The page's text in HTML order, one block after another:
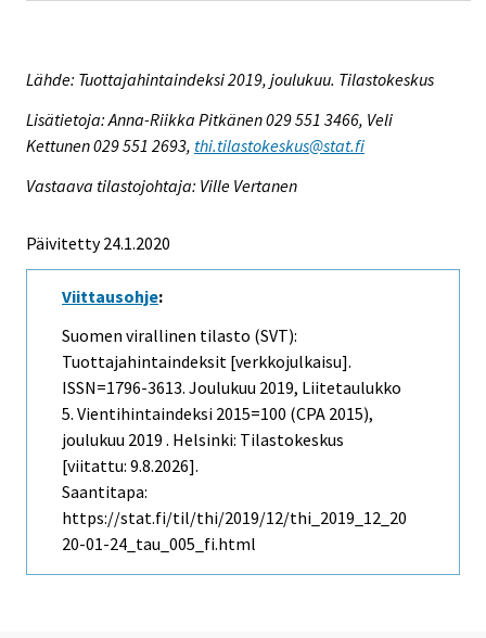
Lähde: Tuottajahintaindeksi 2019, joulukuu. Tilastokeskus
Lisätietoja: Anna-Riikka Pitkänen 029 551 3466, Veli
Kettunen 029 551 2693, thi.tilastokeskus@stat.fi
Vastaava tilastojohtaja: Ville Vertanen
Päivitetty 24.1.2020
Viittausohje:
Suomen virallinen tilasto (SVT):
Tuottajahintaindeksit [verkkojulkaisu].
ISSN=1796-3613. Joulukuu 2019, Liitetaulukko
5. Vientihintaindeksi 2015=100 (CPA 2015),
joulukuu 2019 . Helsinki: Tilastokeskus
[viitattu: 9.8.2026].
Saantitapa:
https://stat.fi/til/thi/2019/12/thi_2019_12_20
20-01-24_tau_005_fi.html